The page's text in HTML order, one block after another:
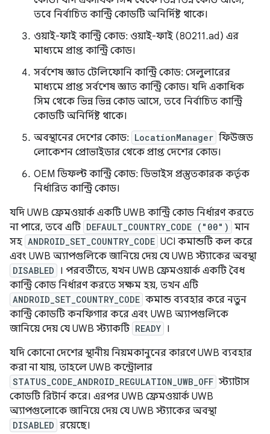
তবে নির্বাচিত কান্ট্রি কোডটি অনির্দিষ্ট থাকে।
ওয়াই-ফাই কান্ট্রি কোড: ওয়াই-ফাই (80211.ad) এর
মাধ্যমে প্রাপ্ত কান্ট্রি কোড।
সর্বশেষ জ্ঞাত টেলিফোনি কান্ট্রি কোড: সেলুলারের
মাধ্যমে প্রাপ্ত সর্বশেষ জ্ঞাত কান্ট্রি কোড। যদি একাধিক
সিম থেকে ভিন্ন ভিন্ন কোড আসে, তবে নির্বাচিত কান্ট্রি
কোডটি অনির্দিষ্ট থাকে।
অবস্থানের দেশের কোড: LocationManager ফিউজড
লোকেশন প্রোভাইডার থেকে প্রাপ্ত দেশের কোড।
OEM ডিফল্ট কান্ট্রি কোড: ডিভাইস প্রস্তুতকারক কর্তৃক
নির্ধারিত কান্ট্রি কোড।
যদি UWB ফ্রেমওয়ার্ক একটি UWB কান্ট্রি কোড নির্ধারণ করতে
না পারে, তবে এটি DEFAULT_COUNTRY_CODE ("00") মান
সহ ANDROID_SET_COUNTRY_CODE UCI কমান্ডটি কল করে
এবং UWB অ্যাপগুলিকে জানিয়ে দেয় যে UWB স্ট্যাকের অবস্থা
DISABLED
। পরবর্তীতে, যখন UWB ফ্রেমওয়ার্ক একটি বৈধ
কান্ট্রি কোড নির্ধারণ করতে সক্ষম হয়, তখন এটি
ANDROID_SET_COUNTRY_CODE কমান্ড ব্যবহার করে নতুন
কান্ট্রি কোডটি কনফিগার করে এবং UWB অ্যাপগুলিকে
জানিয়ে দেয় যে UWB স্ট্যাকটি READY ।
যদি কোনো দেশের স্থানীয় নিয়মকানুনের কারণে UWB ব্যবহার
করা না যায়, তাহলে UWB কন্ট্রোলার
STATUS_CODE_ANDROID_REGULATION_UWB_OFF স্ট্যাটাস
কোডটি রিটার্ন করে। এরপর UWB ফ্রেমওয়ার্ক UWB
অ্যাপগুলোকে জানিয়ে দেয় যে UWB স্ট্যাকের অবস্থা
DISABLED রয়েছে।